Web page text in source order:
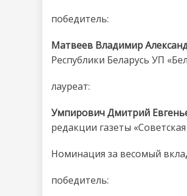
победитель:
Матвеев Владимир
Республики Беларусь УП
лауреат:
Умпирович Дмитрий
редакции газеты «Советская
Номинация за весомый
победитель: